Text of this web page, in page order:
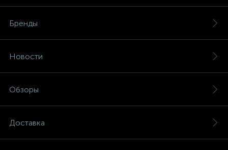
Бренды
Новости
Обзоры
Доставка